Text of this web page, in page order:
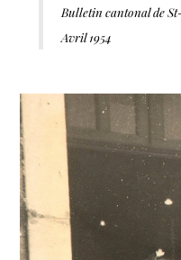
Bulletin cantonal de
Avril 1954